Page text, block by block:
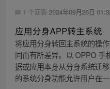
1 个回答 2024年09月26日
应用分身APP转主系统
将应用分身转回主系统的操
同而有所差异。以 OPPO 手
据或应用本身从分身系统迁
的系统分身功能允许用户在